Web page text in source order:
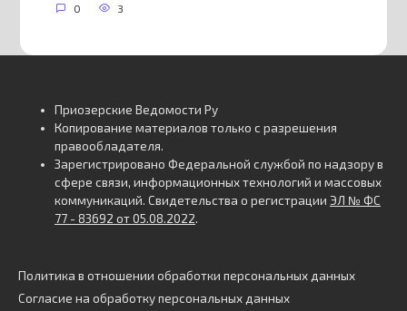
0 3
Приозерские Ведомости Ру
Копирование материалов только с разрешения
правообладателя.
Зарегистрировано Федеральной службой по надзору в
сфере связи, информационных технологий и массовых
коммуникаций. Свидетельства о регистрации ЭЛ № ФС
77 - 83692 от 05.08.2022.
Политика в отношении обработки персональных данных
Согласие на обработку персональных данных